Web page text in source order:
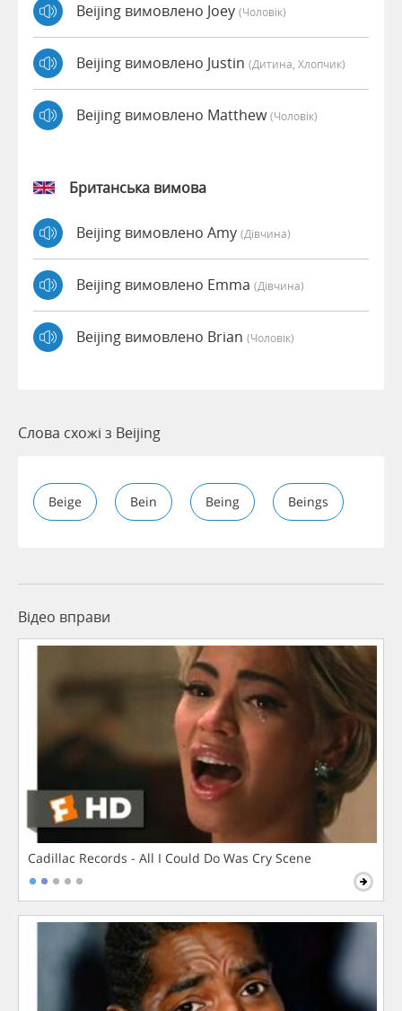
Beijing вимовлено Joey (чоловік)
Beijing вимовлено Justin (дитина, Хлопчик)
Beijing вимовлено Matthew(чоловік)
Британська вимова
Beijing вимовлено Amy (дівчина)
Beijing вимовлено Emma (дівчина)
Beijing вимовлено Brian (чоловік)
Слова схожі з Beijing
Beige Bein Being Beings
Відео вправи
Cadillac Records - All I Could Do Was Cry Scene